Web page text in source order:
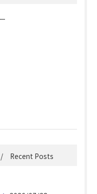
Recent Posts